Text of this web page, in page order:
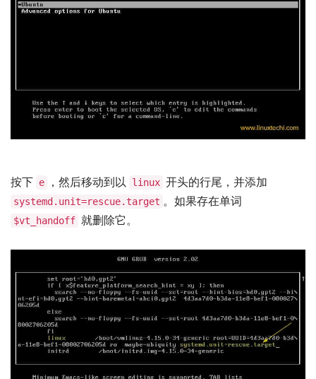
按下 e ，然后移动到以 linux 开头的行尾，并添加
systemd.unit=rescue.target 。如果存在单词
$vt_handoff 就删除它。